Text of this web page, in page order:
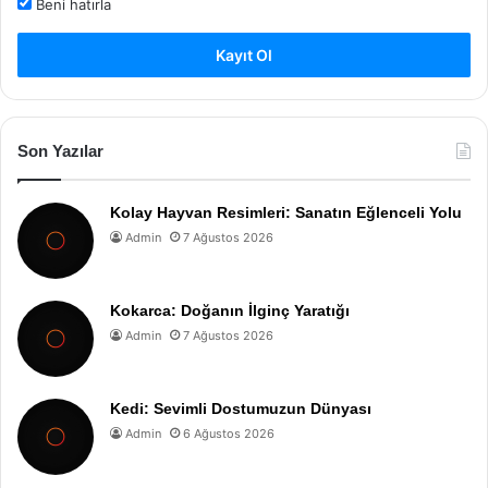
Beni hatırla
Kayıt Ol
Son Yazılar
Kolay Hayvan Resimleri: Sanatın Eğlenceli Yolu
Admin 7 Ağustos 2026
Kokarca: Doğanın İlginç Yaratığı
Admin 7 Ağustos 2026
Kedi: Sevimli Dostumuzun Dünyası
Admin 6 Ağustos 2026